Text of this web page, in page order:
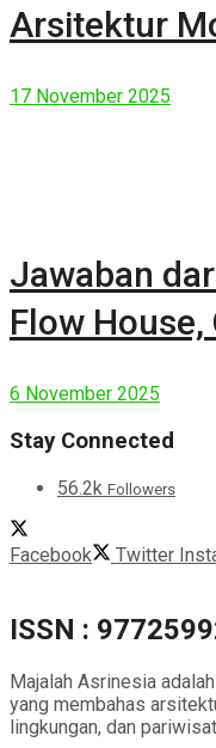
Arsitektur
17 November 2025
Jawaban
Flow
6 November 2025
Stay Connected
56.2k Followers
Facebook Twitter
ISSN :
Majalah Asrinesia
yang membahas
lingkungan, dan